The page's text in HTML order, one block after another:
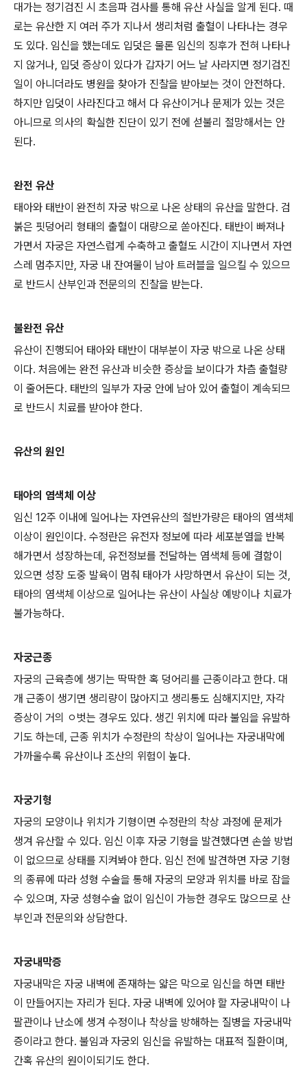
대가는 정기검진 시 초음파 검사를 통해 유산 사실을 알게 된다. 때
로는 유산한 지 여러 주가 지나서 생리처럼 출혈이 나타나는 경우
도 있다. 임신을 했는데도 입덧은 물론 임신의 징후가 전혀 나타나
지 않거나, 입덧 증상이 있다가 갑자기 어느 날 사라지면 정기검진
일이 아니더라도 병원을 찾아가 진찰을 받아보는 것이 안전하다.
하지만 입덧이 사라진다고 해서 다 유산이거나 문제가 있는 것은
아니므로 의사의 확실한 진단이 있기 전에 섣불리 절망해서는 안
된다.
완전 유산
태아와 태반이 완전히 자궁 밖으로 나온 상태의 유산을 말한다. 검
붉은 핏덩어리 형태의 출혈이 대량으로 쏟아진다. 태반이 빠져나
가면서 자궁은 자연스럽게 수축하고 출혈도 시간이 지나면서 자연
스레 멈추지만, 자궁 내 잔여물이 남아 트러블을 일으킬 수 있으므
로 반드시 산부인과 전문의의 진찰을 받는다.
불완전 유산
유산이 진행되어 태아와 태반이 대부분이 자궁 밖으로 나온 상태
이다. 처음에는 완전 유산과 비슷한 증상을 보이다가 차츰 출혈량
이 줄어든다. 태반의 일부가 자궁 안에 남아 있어 출혈이 계속되므
로 반드시 치료를 받아야 한다.
유산의 원인
태아의 염색체 이상
임신 12주 이내에 일어나는 자연유산의 절반가량은 태아의 염색체
이상이 원인이다. 수정란은 유전자 정보에 따라 세포분열을 반복
해가면서 성장하는데, 유전정보를 전달하는 염색체 등에 결함이
있으면 성장 도중 발육이 멈춰 태아가 사망하면서 유산이 되는 것,
태아의 염색체 이상으로 일어나는 유산이 사실상 예방이나 치료가
불가능하다.
자궁근종
자궁의 근육층에 생기는 딱딱한 혹 덩어리를 근종이라고 한다. 대
개 근종이 생기면 생리량이 많아지고 생리통도 심해지지만, 자각
증상이 거의 ㅇ벗는 경우도 있다. 생긴 위치에 따라 불임을 유발하
기도 하는데, 근종 위치가 수정란의 착상이 일어나는 자궁내막에
가까울수록 유산이나 조산의 위험이 높다.
자궁기형
자궁의 모양이나 위치가 기형이면 수정란의 착상 과정에 문제가
생겨 유산할 수 있다. 임신 이후 자궁 기형을 발견했다면 손쓸 방법
이 없으므로 상태를 지켜봐야 한다. 임신 전에 발견하면 자궁 기형
의 종류에 따라 성형 수술을 통해 자궁의 모양과 위치를 바로 잡을
수 있으며, 자궁 성형수술 없이 임신이 가능한 경우도 많으므로 산
부인과 전문의와 상담한다.
자궁내막증
자궁내막은 자궁 내벽에 존재하는 얇은 막으로 임신을 하면 태반
이 만들어지는 자리가 된다. 자궁 내벽에 있어야 할 자궁내막이 나
팔관이나 난소에 생겨 수정이나 착상을 방해하는 질병을 자궁내막
증이라고 한다. 불임과 자궁외 임신을 유발하는 대표적 질환이며,
간혹 유산의 원이이되기도 한다.